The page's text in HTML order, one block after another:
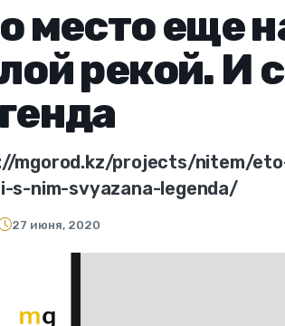
место еще
рекой. И
mgorod.kz/projects/nitem/
s-nim-svyazana-legenda/
27 июня, 2020